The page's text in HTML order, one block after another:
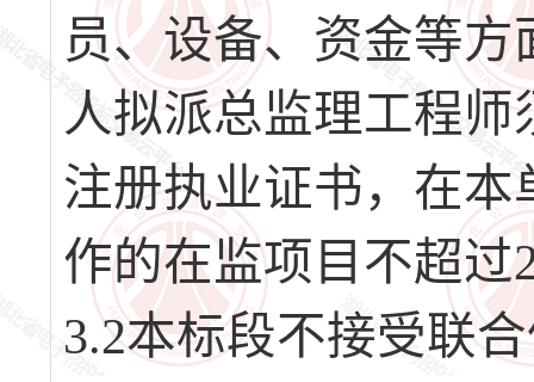
员、设备、资金等
人拟派总监理工程
注册执业证书，在
作的在监项目不超过
3.2本标段不接受联